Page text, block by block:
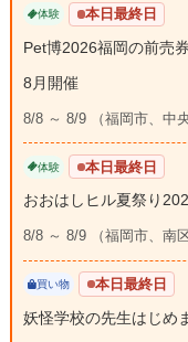
体験 本日最終日
Pet博2026福岡の前売
8月開催
8/8 ～ 8/9 （福岡市、中
体験 本日最終日
おおはしヒル夏祭り
8/8 ～ 8/9 （福岡市、南区
買い物 本日最終日
妖怪学校の先生はじめ